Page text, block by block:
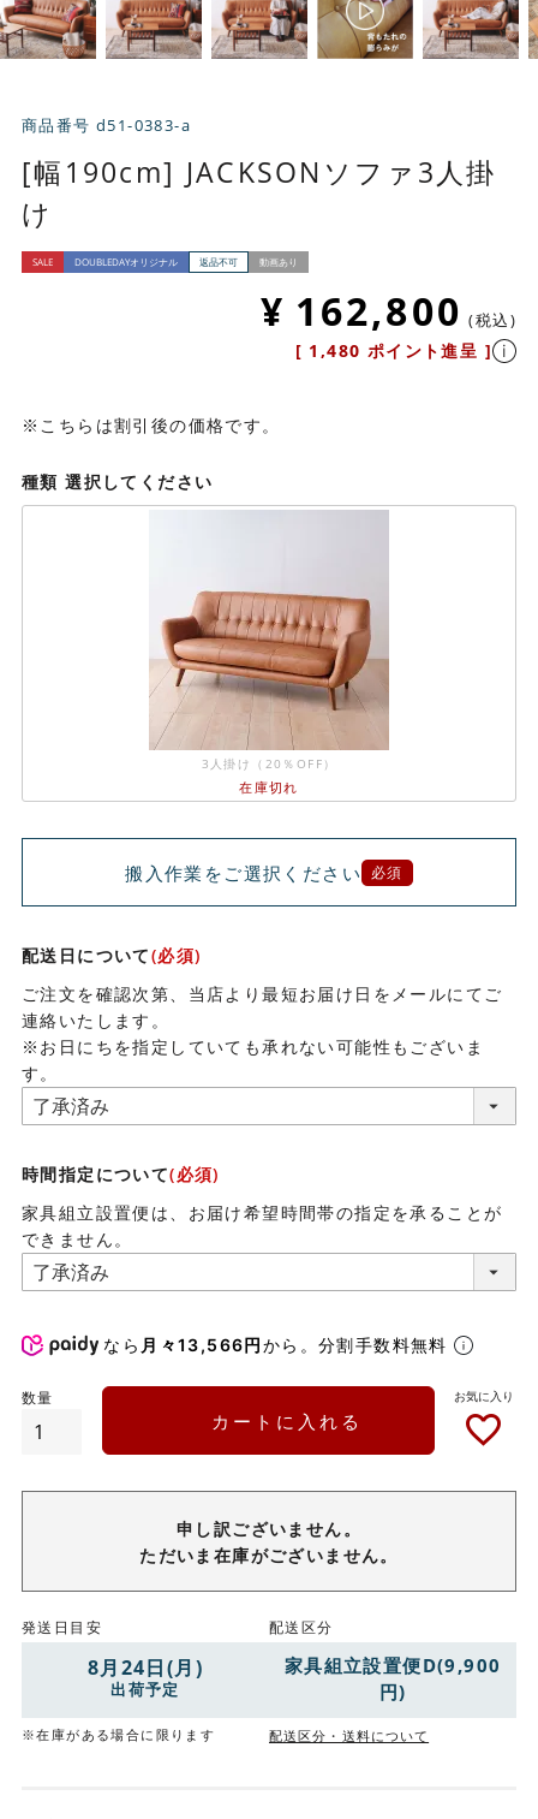
商品番号 d51-0383-a
[幅190cm] JACKSONソファ3人掛
け
SALE DOUBLEDAYオリジナル 返品不可 動画あり
¥ 162,800 税込
[ 1,480 ポイント進呈 ]
※こちらは割引後の価格です。
種類 選択してください
3人掛け（20％OFF）
在庫切れ
搬入作業をご選択ください 必須
配送日について(必須)
ご注文を確認次第、当店より最短お届け日をメールにてご
連絡いたします。
※お日にちを指定していても承れない可能性もございま
す。
時間指定について(必須)
家具組立設置便は、お届け希望時間帯の指定を承ることが
できません。
なら 月々13,566円から。分割手数料無料
カートに入れる
申し訳ございません。
ただいま在庫がございません。
発送日目安
8月24日(月)
出荷予定
※在庫がある場合に限ります
配送区分
家具組立設置便D(9,900
円)
配送区分・送料について